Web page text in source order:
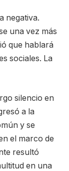
negativa.
una vez más
que hablará
sociales. La
silencio en
a la
y se
el marco de
resultó
en una